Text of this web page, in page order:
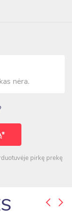
nėra.
pirkę prekę